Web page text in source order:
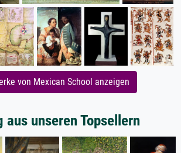
von Mexican School anzeigen
aus unseren Topsellern